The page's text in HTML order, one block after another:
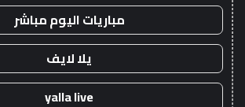
مباريات اليوم مباشر
يلا لايف
yalla live